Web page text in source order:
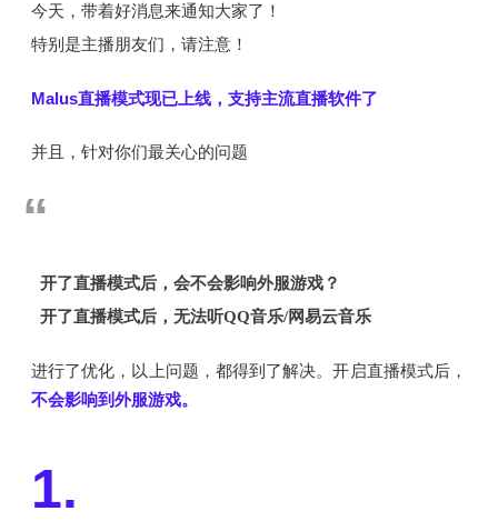
今天，带着好消息来通知大家了！
特别是主播朋友们，请注意！
Malus直播模式现已上线，支持主流直播软件了
并且，针对你们最关心的问题
“
开了直播模式后，会不会影响外服游戏？
开了直播模式后，无法听QQ音乐/网易云音乐
进行了优化，以上问题，都得到了解决。开启直播模式后，
不会影响到外服游戏。
1.